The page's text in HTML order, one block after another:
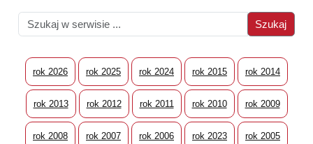
rok 2026 rok 2025 rok 2024 rok 2015 rok 2014
rok 2013 rok 2012 rok 2011 rok 2010 rok 2009
rok 2008 rok 2007 rok 2006 rok 2023 rok 2005